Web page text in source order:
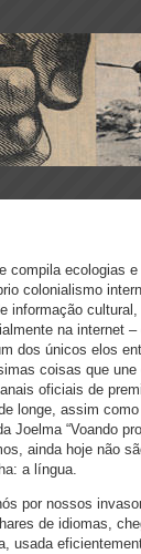
compila ecologias e
colonialismo
informação
na internet –
dos únicos elos
coisas que
oficiais de
longe, assim
“Voando
ainda hoje não
a língua.
por nossos
de idiomas,
usada